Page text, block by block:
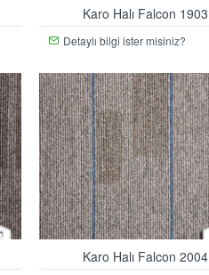
Karo Halı Falcon 1903
Detaylı bilgi ister misiniz?
Karo Halı Falcon 2004